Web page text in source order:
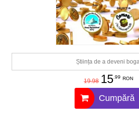
Știința de a deveni
19.98 15.99 RON
Cumpără